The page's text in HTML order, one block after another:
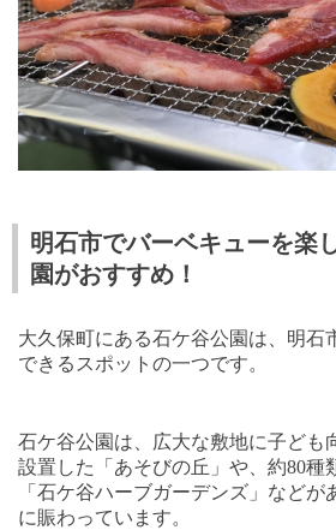
明石市でバーベキューを楽
園がおすすめ！
大久保町にある石ケ谷公園は、明石
できるスポットの一つです。
石ケ谷公園は、広大な敷地に子ども
設置した「あそびの丘」や、約80種
「石ケ谷ハーブガーデンズ」など
に賑わっています。